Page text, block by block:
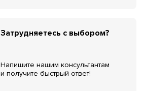
Затрудняетесь с выбором?
Напишите нашим консультантам
и получите быстрый ответ!